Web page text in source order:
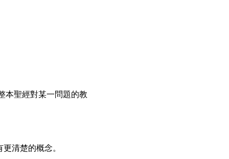
本聖經對某一問題的教
清楚的概念。